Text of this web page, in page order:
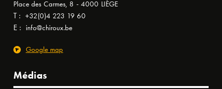
Place des Carmes, 8 - 4000 LIÈGE
T : +32(0)4 223 19 60
E : info@chiroux.be
Google map
Médias